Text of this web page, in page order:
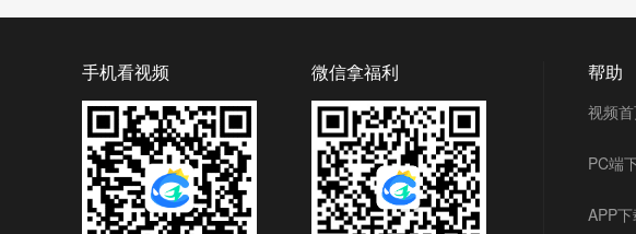
手机看视频 微信拿福利 帮助
视频
PC端
APP